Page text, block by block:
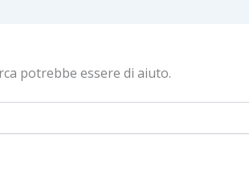
potrebbe essere di aiuto.